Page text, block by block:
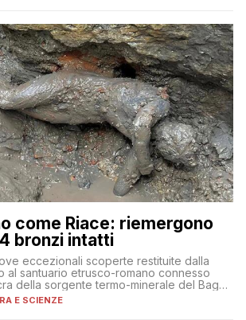
come Riace: riemergono
bronzi intatti
eccezionali scoperte restituite dalla
al santuario etrusco-romano connesso
della sorgente termo-minerale del Bagno
E SCIENZE